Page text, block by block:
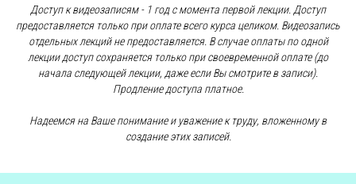
Доступ к видеозаписям - 1 год с момента первой лекции. Доступ
предоставляется только при оплате всего курса целиком. Видеозапись
отдельных лекций не предоставляется. В случае оплаты по одной
лекции доступ сохраняется только при своевременной оплате (до
начала следующей лекции, даже если Вы смотрите в записи).
Продление доступа платное.
Надеемся на Ваше понимание и уважение к труду, вложенному в
создание этих записей.